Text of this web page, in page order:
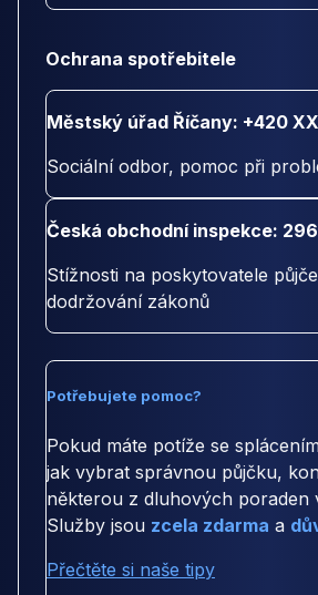
Ochrana spotřebitele
Městský úřad Říčany: +420
Sociální odbor, pomoc při
Česká obchodní inspekce:
Stížnosti na poskytovatele
dodržování zákonů
Potřebujete pomoc?
Pokud máte potíže se
jak vybrat správnou půjčku,
některou z dluhových poraden
Služby jsou zcela zdarma a
Přečtěte si naše tipy